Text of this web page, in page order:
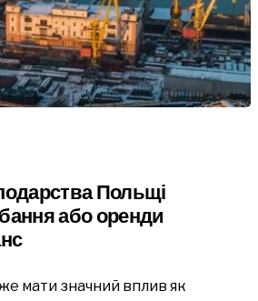
Польщі
або оренди
мати значний вплив як